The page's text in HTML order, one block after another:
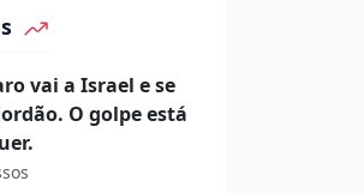
vai a Israel e se
O golpe está